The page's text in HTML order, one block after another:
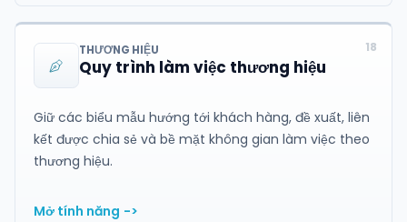
18
THƯƠNG HIỆU
Quy trình làm việc thương hiệu
Giữ các biểu mẫu hướng tới khách hàng, đề xuất, liên
kết được chia sẻ và bề mặt không gian làm việc theo
thương hiệu.
Mở tính năng ->